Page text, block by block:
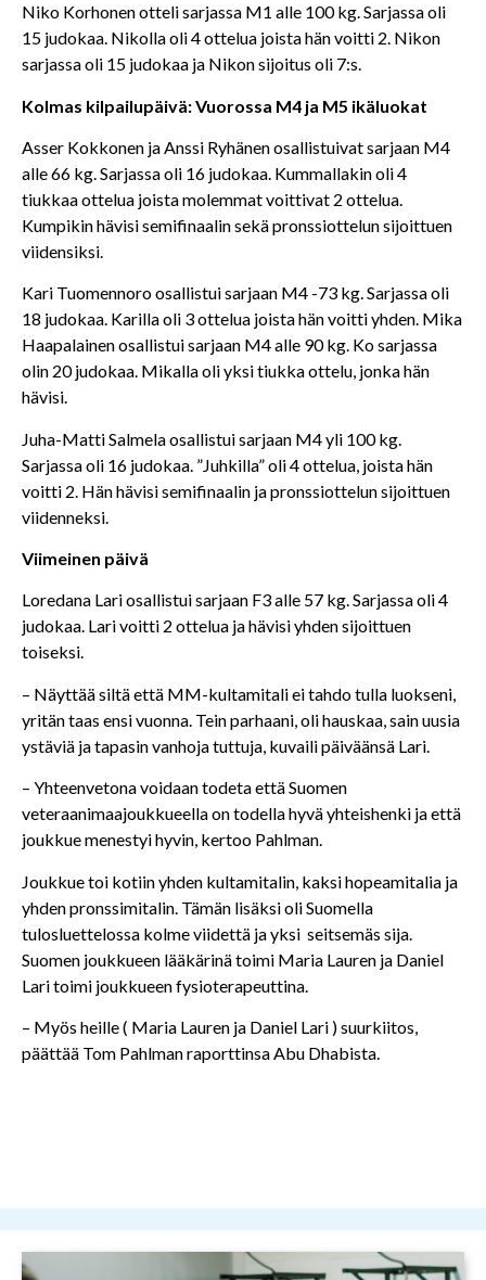
Niko Korhonen otteli sarjassa M1 alle 100 kg. Sarjassa oli
15 judokaa. Nikolla oli 4 ottelua joista hän voitti 2. Nikon
sarjassa oli 15 judokaa ja Nikon sijoitus oli 7:s.
Kolmas kilpailupäivä: Vuorossa M4 ja M5 ikäluokat
Asser Kokkonen ja Anssi Ryhänen osallistuivat sarjaan M4
alle 66 kg. Sarjassa oli 16 judokaa. Kummallakin oli 4
tiukkaa ottelua joista molemmat voittivat 2 ottelua.
Kumpikin hävisi semifinaalin sekä pronssiottelun sijoittuen
viidensiksi.
Kari Tuomennoro osallistui sarjaan M4 -73 kg. Sarjassa oli
18 judokaa. Karilla oli 3 ottelua joista hän voitti yhden. Mika
Haapalainen osallistui sarjaan M4 alle 90 kg. Ko sarjassa
olin 20 judokaa. Mikalla oli yksi tiukka ottelu, jonka hän
hävisi.
Juha-Matti Salmela osallistui sarjaan M4 yli 100 kg.
Sarjassa oli 16 judokaa. ”Juhkilla” oli 4 ottelua, joista hän
voitti 2. Hän hävisi semifinaalin ja pronssiottelun sijoittuen
viidenneksi.
Viimeinen päivä
Loredana Lari osallistui sarjaan F3 alle 57 kg. Sarjassa oli 4
judokaa. Lari voitti 2 ottelua ja hävisi yhden sijoittuen
toiseksi.
– Näyttää siltä että MM-kultamitali ei tahdo tulla luokseni,
yritän taas ensi vuonna. Tein parhaani, oli hauskaa, sain uusia
ystäviä ja tapasin vanhoja tuttuja, kuvaili päiväänsä Lari.
– Yhteenvetona voidaan todeta että Suomen
veteraanimaajoukkueella on todella hyvä yhteishenki ja että
joukkue menestyi hyvin, kertoo Pahlman.
Joukkue toi kotiin yhden kultamitalin, kaksi hopeamitalia ja
yhden pronssimitalin. Tämän lisäksi oli Suomella
tulosluettelossa kolme viidettä ja yksi seitsemäs sija.
Suomen joukkueen lääkärinä toimi Maria Lauren ja Daniel
Lari toimi joukkueen fysioterapeuttina.
– Myös heille ( Maria Lauren ja Daniel Lari ) suurkiitos,
päättää Tom Pahlman raporttinsa Abu Dhabista.